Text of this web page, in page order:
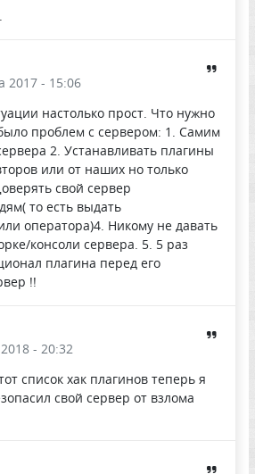
2017 - 15:06
настолько прост. Что нужно
проблем с сервером: 1. Самим
2. Устанавливать плагины
или от наших но только
свой сервер
то есть выдать
оператора)4. Никому не давать
консоли сервера. 5. 5 раз
плагина перед его
!!
- 20:32
список хак плагинов теперь я
свой сервер от взлома